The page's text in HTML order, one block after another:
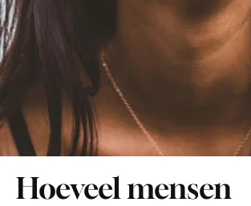
Hoeveel mensen